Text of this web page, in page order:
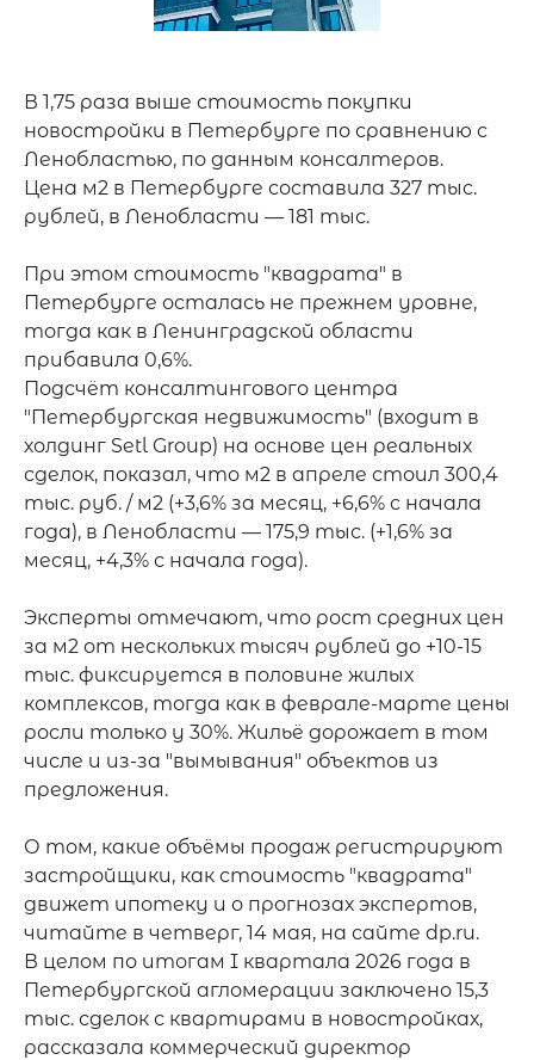
В 1,75 раза выше стоимость покупки
новостройки в Петербурге по сравнению с
Ленобластью, по данным консалтеров.
Цена м2 в Петербурге составила 327 тыс.
рублей, в Ленобласти — 181 тыс.
При этом стоимость "квадрата" в
Петербурге осталась не прежнем уровне,
тогда как в Ленинградской области
прибавила 0,6%.
Подсчёт консалтингового центра
"Петербургская недвижимость" (входит в
холдинг Setl Group) на основе цен реальных
сделок, показал, что м2 в апреле стоил 300,4
тыс. руб. / м2 (+3,6% за месяц, +6,6% с начала
года), в Ленобласти — 175,9 тыс. (+1,6% за
месяц, +4,3% с начала года).
Эксперты отмечают, что рост средних цен
за м2 от нескольких тысяч рублей до +10-15
тыс. фиксируется в половине жилых
комплексов, тогда как в феврале-марте цены
росли только у 30%. Жильё дорожает в том
числе и из-за "вымывания" объектов из
предложения.
О том, какие объёмы продаж регистрируют
застройщики, как стоимость "квадрата"
движет ипотеку и о прогнозах экспертов,
читайте в четверг, 14 мая, на сайте dp.ru.
В целом по итогам I квартала 2026 года в
Петербургской агломерации заключено 15,3
тыс. сделок с квартирами в новостройках,
рассказала коммерческий директор